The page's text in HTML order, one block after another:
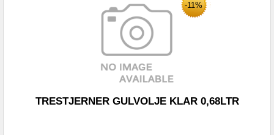
-11%
TRESTJERNER GULVOLJE KLAR 0,68LTR